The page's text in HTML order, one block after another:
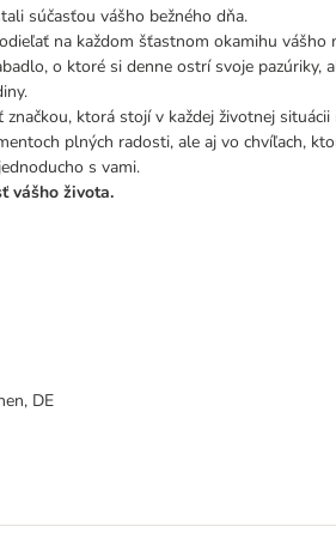
súčasťou vášho bežného dňa.
na každom šťastnom okamihu
o ktoré si denne ostrí svoje pazúriky,
ktorá stojí v každej životnej
plných radosti, ale aj vo chvíľach,
s vami.
vášho života.
DE